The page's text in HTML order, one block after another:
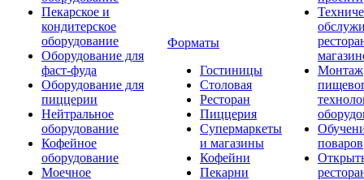
Пекарское и
кондитерское
оборудование
Оборудование для
фаст-фуда
Оборудование для
пиццерии
Нейтральное
оборудование
Кофейное
оборудование
Моечное
Форматы
Гостиницы
Столовая
Ресторан
Пиццерия
Супермаркеты
и магазины
Кофейни
Пекарни
Монтаж
поваров